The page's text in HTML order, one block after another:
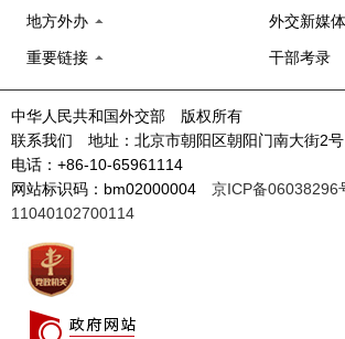
地方外办 外交新媒体
重要链接 干部考录
中华人民共和国外交部 版权所有
联系我们 地址：北京市朝阳区朝阳门南大街2
电话：+86-10-65961114
网站标识码：bm02000004 京ICP备06038296
11040102700114